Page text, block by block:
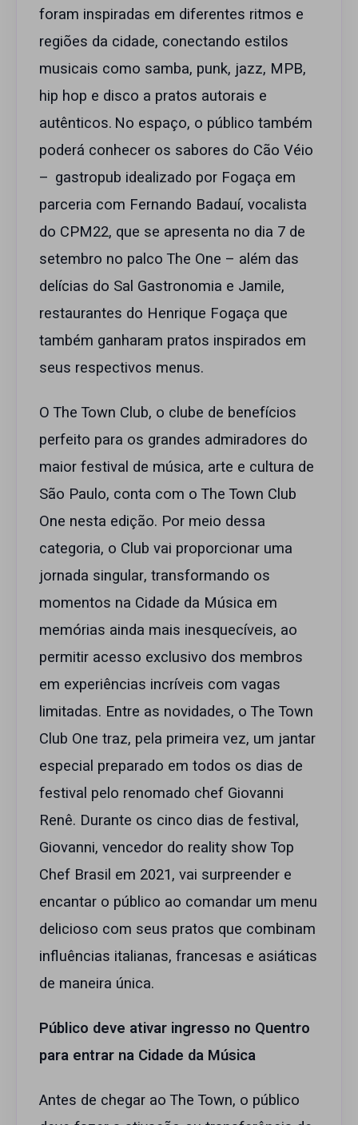
foram inspiradas em diferentes ritmos e
regiões da cidade, conectando estilos
musicais como samba, punk, jazz, MPB,
hip hop e disco a pratos autorais e
autênticos. No espaço, o público também
poderá conhecer os sabores do Cão Véio
– gastropub idealizado por Fogaça em
parceria com Fernando Badauí, vocalista
do CPM22, que se apresenta no dia 7 de
setembro no palco The One – além das
delícias do Sal Gastronomia e Jamile,
restaurantes do Henrique Fogaça que
também ganharam pratos inspirados em
seus respectivos menus.
O The Town Club, o clube de benefícios
perfeito para os grandes admiradores do
maior festival de música, arte e cultura de
São Paulo, conta com o The Town Club
One nesta edição. Por meio dessa
categoria, o Club vai proporcionar uma
jornada singular, transformando os
momentos na Cidade da Música em
memórias ainda mais inesquecíveis, ao
permitir acesso exclusivo dos membros
em experiências incríveis com vagas
limitadas. Entre as novidades, o The Town
Club One traz, pela primeira vez, um jantar
especial preparado em todos os dias de
festival pelo renomado chef Giovanni
Renê. Durante os cinco dias de festival,
Giovanni, vencedor do reality show Top
Chef Brasil em 2021, vai surpreender e
encantar o público ao comandar um menu
delicioso com seus pratos que combinam
influências italianas, francesas e asiáticas
de maneira única.
Público deve ativar ingresso no Quentro
para entrar na Cidade da Música
Antes de chegar ao The Town, o público